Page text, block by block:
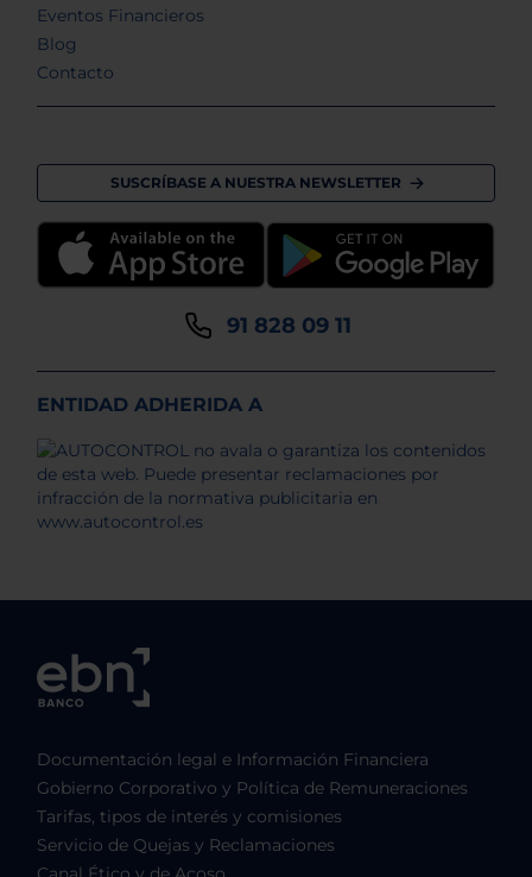
Eventos Financieros
Blog
Contacto
SUSCRÍBASE A NUESTRA NEWSLETTER
91 828 09 11
ENTIDAD ADHERIDA A
Documentación legal e Información Financiera
Gobierno Corporativo y Política de Remuneraciones
Tarifas, tipos de interés y comisiones
Servicio de Quejas y Reclamaciones